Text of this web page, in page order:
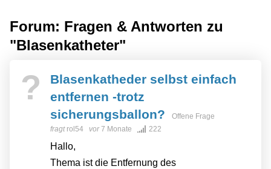
Forum: Fragen & Antworten zu
"Blasenkatheter"
?
Blasenkatheder selbst einfach
entfernen -trotz
sicherungsballon?
Offene Frage
fragt rol54 vor7 Monate 222
Hallo,
Thema ist die Entfernung des